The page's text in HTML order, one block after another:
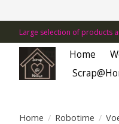
Large selection of products
Home
Home / Robotime /